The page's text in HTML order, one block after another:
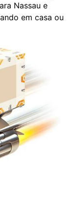
Nassau e
em casa ou